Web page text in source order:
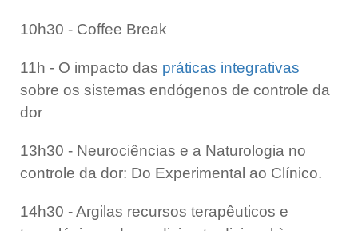
10h30 - Coffee Break
11h - O impacto das práticas integrativas
sobre os sistemas endógenos de controle da
dor
13h30 - Neurociências e a Naturologia no
controle da dor: Do Experimental ao Clínico.
14h30 - Argilas recursos terapêuticos e